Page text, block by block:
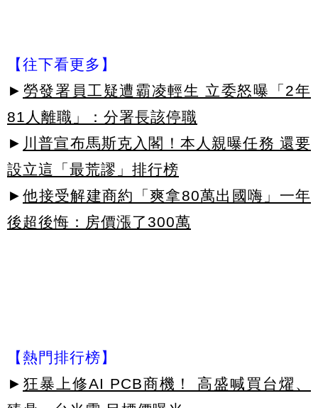
【往下看更多】
► 勞發署員工疑遭霸凌輕生 立委怒曝「2年
81人離職」：分署長該停職
► 川普宣布馬斯克入閣！本人親曝任務 還要
設立這「最荒謬」排行榜
► 他接受解建商約「爽拿80萬出國嗨」一年
後超後悔：房價漲了300萬
【熱門排行榜】
► 狂暴上修AI PCB商機！ 高盛喊買台燿、